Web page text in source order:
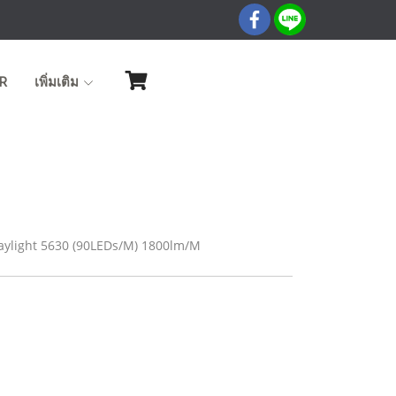
เพิ่มเติม
5630 (90LEDs/M) 1800lm/M